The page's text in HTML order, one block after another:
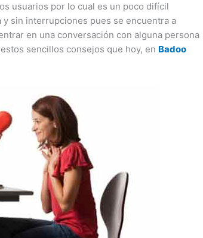
usuarios por lo cual es un poco difícil
sin interrupciones pues se encuentra a
en una conversación con alguna persona
sencillos consejos que hoy, en Badoo